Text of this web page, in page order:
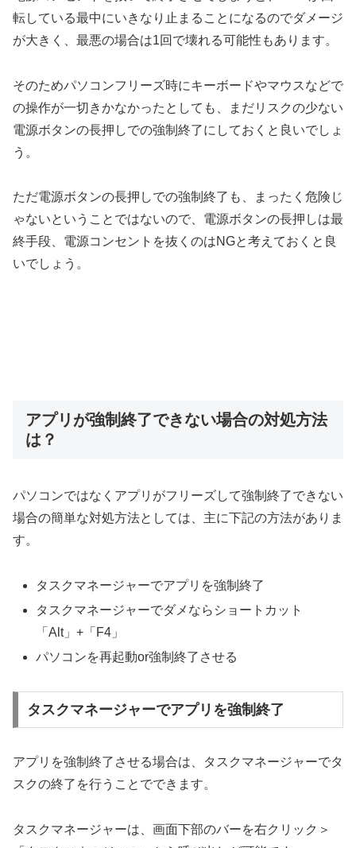
転している最中にいきなり止まることになるのでダメージ
が大きく、最悪の場合は1回で壊れる可能性もあります。
そのためパソコンフリーズ時にキーボードやマウスなどで
の操作が一切きかなかったとしても、まだリスクの少ない
電源ボタンの長押しでの強制終了にしておくと良いでしょ
う。
ただ電源ボタンの長押しでの強制終了も、まったく危険じ
ゃないということではないので、 電源ボタンの長押しは最
終手段、電源コンセントを抜くのはNGと考えておくと良
いでしょう。
アプリが強制終了できない場合の対処方法
は？
パソコンではなくアプリがフリーズして強制終了できない
場合の簡単な対処方法としては、主に下記の方法がありま
す。
タスクマネージャーでアプリを強制終了
タスクマネージャーでダメならショートカット
「Alt」+「F4」
パソコンを再起動or強制終了させる
タスクマネージャーでアプリを強制終了
アプリを強制終了させる場合は、タスクマネージャーでタ
スクの終了を行うことでできます。
タスクマネージャーは、画面下部のバーを右クリック＞